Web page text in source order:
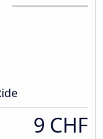
9 CHF